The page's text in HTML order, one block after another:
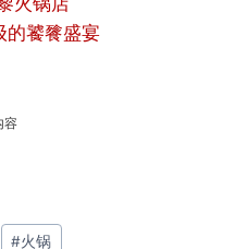
的饕餮盛宴
容
#火锅